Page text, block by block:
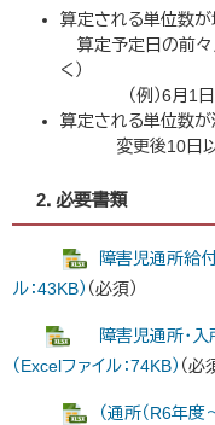
算定される単位数が
算定予定日の前々
く）
（例）6月1日
算定される単位数
変更後10日以
2．必要書類
障害児通所給
ル：43KB） （必須）
障害児通所・
（Excelファイル：74KB） （必
（通所（R6年